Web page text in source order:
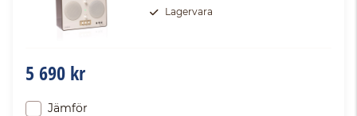
Lagervara
5 690 kr
Jämför